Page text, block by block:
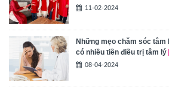
11-02-2024
Những mẹo chăm sóc
có nhiều tiền điều trị tâm lý
08-04-2024